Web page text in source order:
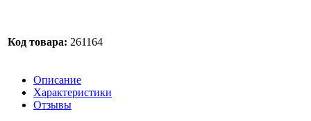
Код товара: 261164
Описание
Характеристики
Отзывы